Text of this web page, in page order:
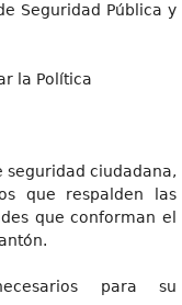
Seguridad Pública y
la Política
seguridad ciudadana,
que respalden las
que conforman el
para su